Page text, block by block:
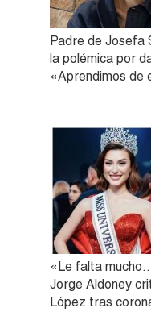
Padre de Josefa
la polémica por
«Aprendimos de
«Le falta
Jorge Aldoney
López tras